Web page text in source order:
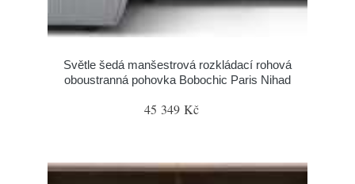
Světle šedá manšestrová rozkládací rohová
oboustranná pohovka Bobochic Paris Nihad
45 349 Kč